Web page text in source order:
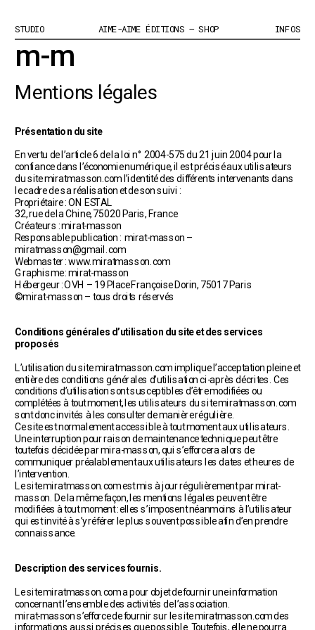
Mentions légales
Présentation du site
En vertu de l’article 6 de la loi n° 2004-575 du 21 juin 2004 pour la
confiance dans l’économie numérique, il est précisé aux utilisateurs
du site miratmasson.com l’identité des différents intervenants dans
le cadre de sa réalisation et de son suivi :
Propriétaire : ON EST AL
32, rue de la Chine, 75020 Paris, France
Créateurs : mirat-masson
Responsable publication :  mirat-masson –
miratmasson@gmail.com
Webmaster : www.miratmasson.com
Graphisme : mirat-masson
Hébergeur : OVH – 19 Place Françoise Dorin, 75017 Paris
© mirat-masson – tous droits réservés
Conditions générales d’utilisation du site et des services
proposés
L’utilisation du site miratmasson.com implique l’acceptation pleine et
entière des conditions générales d’utilisation ci-après décrites. Ces
conditions d’utilisation sont susceptibles d’être modifiées ou
complétées à tout moment, les utilisateurs du site miratmasson.com
sont donc invités à les consulter de manière régulière.
Ce site est normalement accessible à tout moment aux utilisateurs.
Une interruption pour raison de maintenance technique peut être
toutefois décidée par mira-masson, qui s’efforcera alors de
communiquer préalablement aux utilisateurs les dates et heures de
l’intervention.
Le site miratmasson.com est mis à jour régulièrement par mirat-
masson. De la même façon, les mentions légales peuvent être
modifiées à tout moment : elles s’imposent néanmoins à l’utilisateur
qui est invité à s’y référer le plus souvent possible afin d’en prendre
connaissance.
Description des services fournis.
Le site miratmasson.com a pour objet de fournir une information
concernant l’ensemble des activités de l’association.
mirat-masson s’efforce de fournir sur le site miratmasson.com des
informations aussi précises que possible. Toutefois, elle ne pourra
INFOS
AIME-AIME ÉDITIONS – SHOP
STUDIO
m-m